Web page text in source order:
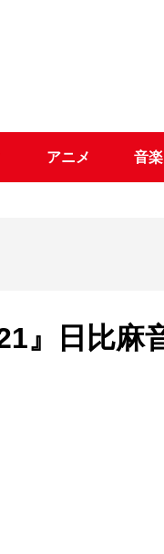
アニメ 音楽
』日比麻